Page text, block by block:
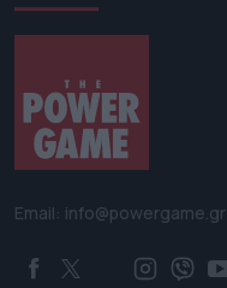
Email: info@powergame.gr